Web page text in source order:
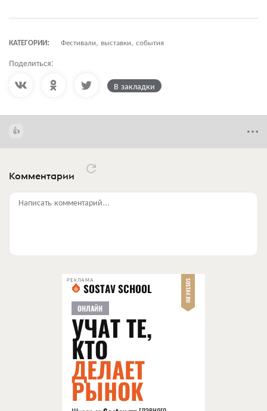
КАТЕГОРИИ: Фестивали, выставки, события
Поделиться:
В закладки
Комментарии
Написать комментарий...
РЕКЛАМА